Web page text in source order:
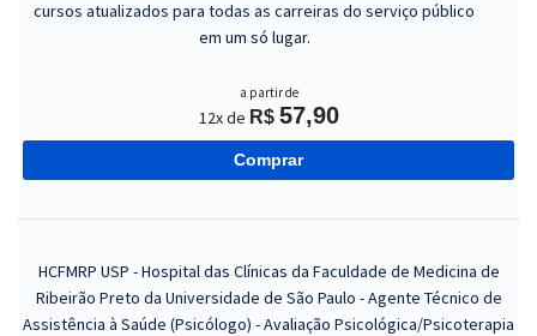
cursos atualizados para todas as carreiras do serviço público
em um só lugar.
a partir de
12x de R$ 57,90
Comprar
HCFMRP USP - Hospital das Clínicas da Faculdade de Medicina de
Ribeirão Preto da Universidade de São Paulo - Agente Técnico de
Assistência à Saúde (Psicólogo) - Avaliação Psicológica/Psicoterapia